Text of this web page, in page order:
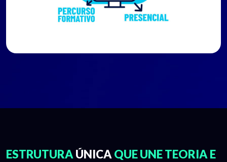
ESTRUTURA ÚNICA QUE UNE TEORIA E